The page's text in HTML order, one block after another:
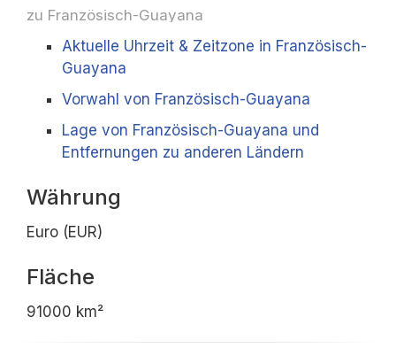
zu Französisch-Guayana
Aktuelle Uhrzeit & Zeitzone in Französisch-
Guayana
Vorwahl von Französisch-Guayana
Lage von Französisch-Guayana und
Entfernungen zu anderen Ländern
Währung
Euro (EUR)
Fläche
91000 km²